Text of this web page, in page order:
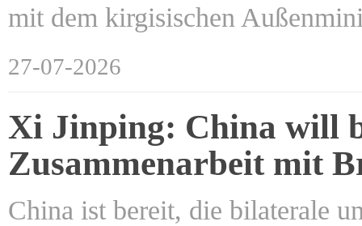
mit dem kirgisischen
27-07-2026
Xi Jinping: China will
Zusammenarbeit mit
China ist bereit, die bilaterale